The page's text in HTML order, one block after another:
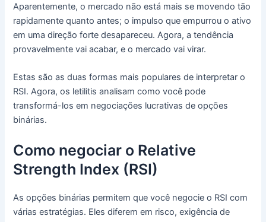
Aparentemente, o mercado não está mais se movendo tão
rapidamente quanto antes; o impulso que empurrou o ativo
em uma direção forte desapareceu. Agora, a tendência
provavelmente vai acabar, e o mercado vai virar.
Estas são as duas formas mais populares de interpretar o
RSI. Agora, os letilitis analisam como você pode
transformá-los em negociações lucrativas de opções
binárias.
Como negociar o Relative
Strength Index (RSI)
As opções binárias permitem que você negocie o RSI com
várias estratégias. Eles diferem em risco, exigência de